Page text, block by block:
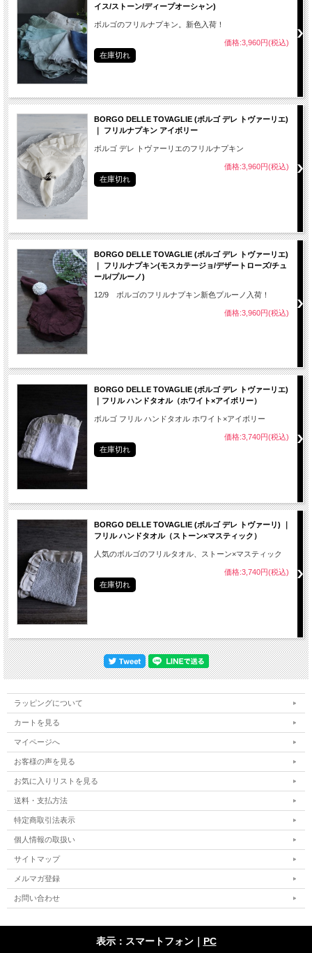
イス/ストーン/ディープオーシャン)
ボルゴのフリルナプキン。新色入荷！
価格:3,960円(税込)
在庫切れ
BORGO DELLE TOVAGLIE (ボルゴ デレ トヴァーリエ)
｜ フリルナプキン アイボリー
ボルゴ デレ トヴァーリエのフリルナプキン
価格:3,960円(税込)
在庫切れ
BORGO DELLE TOVAGLIE (ボルゴ デレ トヴァーリエ)
｜ フリルナプキン(モスカテージョ/デザートローズ/チュ
ール/プルーノ)
12/9 ボルゴのフリルナプキン新色プルーノ入荷！
価格:3,960円(税込)
BORGO DELLE TOVAGLIE (ボルゴ デレ トヴァーリエ)
｜フリル ハンドタオル（ホワイト×アイボリー）
ボルゴ フリル ハンドタオル ホワイト×アイボリー
価格:3,740円(税込)
在庫切れ
BORGO DELLE TOVAGLIE (ボルゴ デレ トヴァーリ) ｜
フリル ハンドタオル（ストーン×マスティック）
人気のボルゴのフリルタオル、ストーン×マスティック
価格:3,740円(税込)
在庫切れ
ラッピングについて
カートを見る
マイページへ
お客様の声を見る
お気に入りリストを見る
送料・支払方法
特定商取引法表示
個人情報の取扱い
サイトマップ
メルマガ登録
お問い合わせ
表示：スマートフォン｜ PC